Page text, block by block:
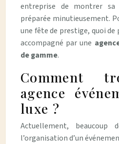
entreprise de montrer
préparée minutieusement.
une fête de prestige, quoi de
accompagné par une
de gamme.
Comment
agence
luxe ?
Actuellement,
l’organisation d’un